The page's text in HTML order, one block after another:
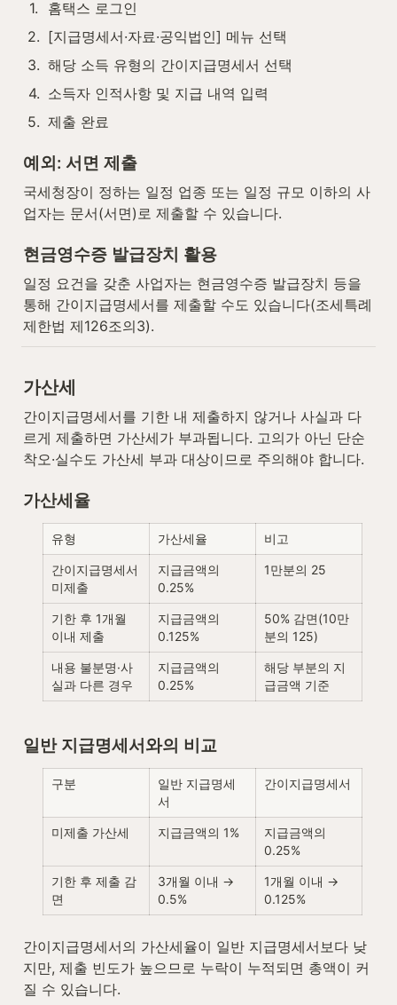
1.
홈택스 로그인
2. [지급명세서·자료·공익법인] 메뉴 선택
3. 해당 소득 유형의 간이지급명세서 선택
4. 소득자 인적사항 및 지급 내역 입력
5. 제출 완료
예외: 서면 제출
국세청장이 정하는 일정 업종 또는 일정 규모 이하의 사
업자는 문서(서면)로 제출할 수 있습니다.
현금영수증 발급장치 활용
일정 요건을 갖춘 사업자는 현금영수증 발급장치 등을
통해 간이지급명세서를 제출할 수도 있습니다(조세특례
제한법 제126조의3).
가산세
간이지급명세서를 기한 내 제출하지 않거나 사실과 다
르게 제출하면 가산세가 부과됩니다. 고의가 아닌 단순
착오·실수도 가산세 부과 대상이므로 주의해야 합니다.
가산세율
유형 가산세율 비고
간이지급명세서
미제출
지급금액의
0.25%
1만분의 25
기한 후 1개월
이내 제출
지급금액의
0.125%
50% 감면(10만
분의 125)
내용 불분명·사
실과 다른 경우
지급금액의
0.25%
해당 부분의 지
급금액 기준
일반 지급명세서와의 비교
구분
일반 지급명세
서
간이지급명세서
미제출 가산세 지급금액의 1%
지급금액의
0.25%
기한 후 제출 감
면
3개월 이내 →
0.5%
1개월 이내 →
0.125%
간이지급명세서의 가산세율이 일반 지급명세서보다 낮
지만, 제출 빈도가 높으므로 누락이 누적되면 총액이 커
질 수 있습니다.